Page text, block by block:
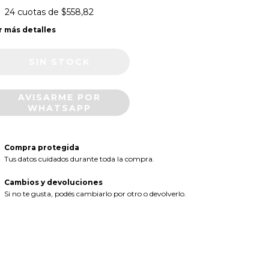
24 cuotas de $558,82
más detalles
AVISARME POR
WHATSAPP
Compra protegida
Tus datos cuidados durante toda la compra.
Cambios y devoluciones
Si no te gusta, podés cambiarlo por otro o devolverlo.